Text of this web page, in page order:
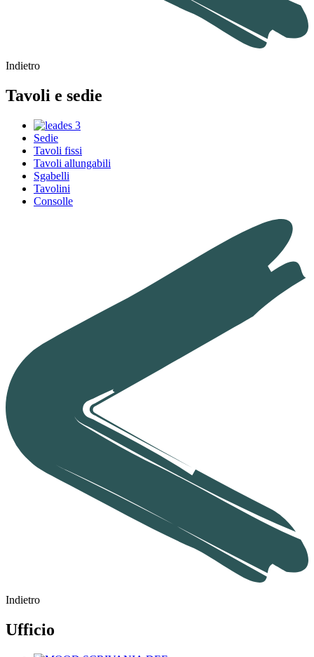
Indietro
Tavoli e sedie
Sedie
Tavoli fissi
Tavoli allungabili
Sgabelli
Tavolini
Consolle
Indietro
Ufficio